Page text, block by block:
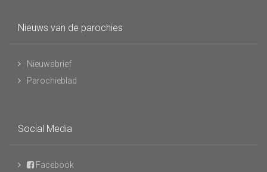
Nieuws van de parochies
Nieuwsbrief
Parochieblad
Social Media
Facebook